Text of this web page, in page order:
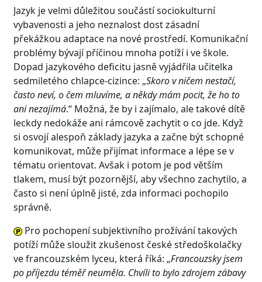
Jazyk je velmi důležitou součástí sociokulturní
vybavenosti a jeho neznalost dost zásadní
překážkou adaptace na nové prostředí. Komunikační
problémy bývají příčinou mnoha potíží i ve škole.
Dopad jazykového deficitu jasně vyjádřila učitelka
sedmiletého chlapce-cizince: „Skoro v ničem nestačí,
často neví, o čem mluvíme, a někdy mám pocit, že ho to
ani nezajímá.“ Možná, že by i zajímalo, ale takové dítě
leckdy nedokáže ani rámcově zachytit o co jde. Když
si osvojí alespoň základy jazyka a začne být schopné
komunikovat, může přijímat informace a lépe se v
tématu orientovat. Avšak i potom je pod větším
tlakem, musí být pozornější, aby všechno zachytilo, a
často si není úplně jisté, zda informaci pochopilo
správně.
Pro pochopení subjektivního prožívání takových
potíží může sloužit zkušenost české středoškolačky
ve francouzském lyceu, která říká: „Francouzsky jsem
po příjezdu téměř neuměla. Chvíli to bylo zdrojem zábavy